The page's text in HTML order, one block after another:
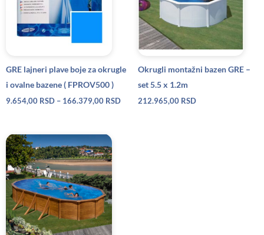
GRE lajneri plave boje za okrugle
i ovalne bazene ( FPROV500 )
9.654,00 RSD – 166.379,00 RSD
Okrugli montažni bazen GRE –
set 5.5 x 1.2m
212.965,00 RSD